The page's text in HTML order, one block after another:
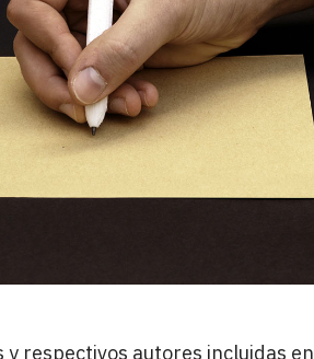
y respectivos autores incluidas en